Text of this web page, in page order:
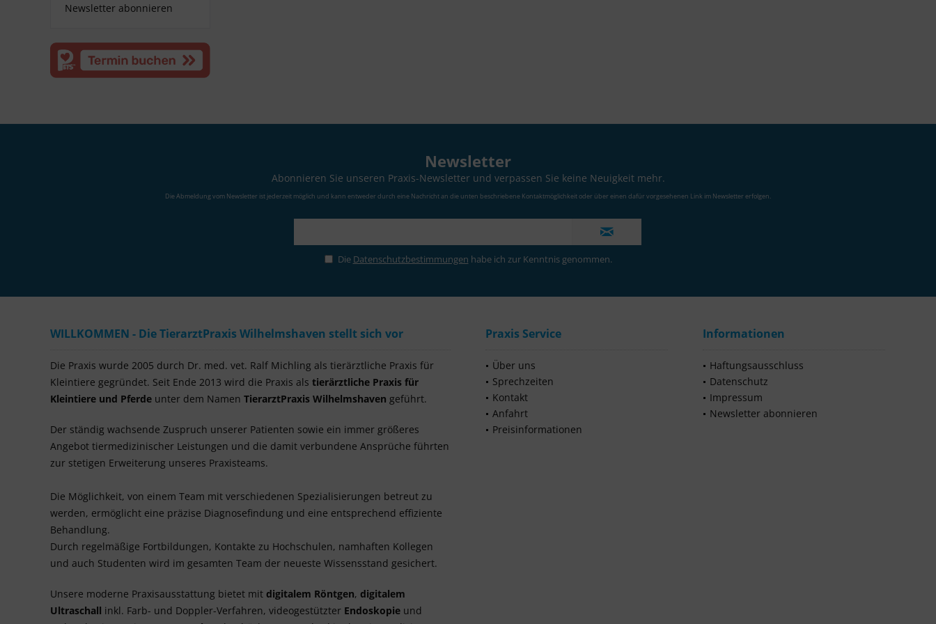
Newsletter abonnieren
Newsletter
Abonnieren Sie unseren Praxis-Newsletter und verpassen Sie keine Neuigkeit mehr.
Die Abmeldung vom Newsletter ist jederzeit möglich und kann entweder durch eine Nachricht an die unten beschriebene Kontaktmöglichkeit oder über einen dafür vorgesehenen Link im Newsletter erfolgen.
Die Datenschutzbestimmungen habe ich zur Kenntnis genommen.
WILLKOMMEN - Die TierarztPraxis Wilhelmshaven stellt sich vor
Die Praxis wurde 2005 durch Dr. med. vet. Ralf Michling als tierärztliche Praxis für
Kleintiere gegründet. Seit Ende 2013 wird die Praxis als tierärztliche Praxis für
Kleintiere und Pferde unter dem Namen TierarztPraxis Wilhelmshaven geführt.
Der ständig wachsende Zuspruch unserer Patienten sowie ein immer größeres
Angebot tiermedizinischer Leistungen und die damit verbundene Ansprüche führten
zur stetigen Erweiterung unseres Praxisteams.
Die Möglichkeit, von einem Team mit verschiedenen Spezialisierungen betreut zu
werden, ermöglicht eine präzise Diagnosefindung und eine entsprechend effiziente
Behandlung.
Durch regelmäßige Fortbildungen, Kontakte zu Hochschulen, namhaften Kollegen
und auch Studenten wird im gesamten Team der neueste Wissensstand gesichert.
Unsere moderne Praxisausstattung bietet mit digitalem Röntgen, digitalem
Ultraschall inkl. Farb- und Doppler-Verfahren, videogestützter Endoskopie und
Praxis Service
Über uns
Sprechzeiten
Kontakt
Anfahrt
Preisinformationen
Informationen
Haftungsausschluss
Datenschutz
Impressum
Newsletter abonnieren